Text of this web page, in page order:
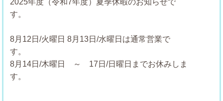
す
8月12日/火曜日 8月13日/水曜日は通常営業で
8月14日/木曜日 ～ 17日/日曜日までお休みしま
す。